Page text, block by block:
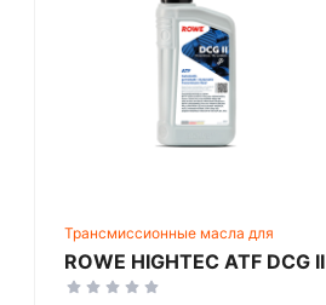
Трансмиссионные масла для
автоматических трансмиссий
ROWE HIGHTEC ATF DCG II